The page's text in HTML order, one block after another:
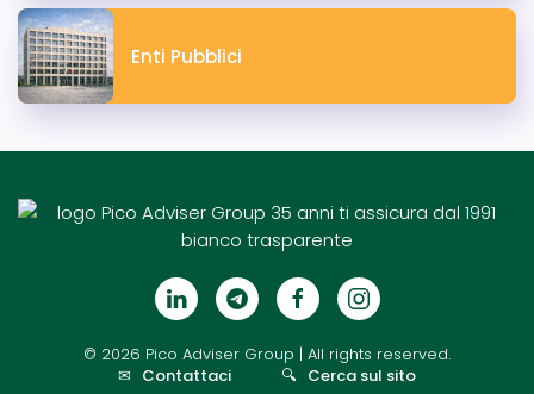
Enti Pubblici
© 2026 Pico Adviser Group | All rights reserved.
✉ Contattaci 🔍 Cerca sul sito